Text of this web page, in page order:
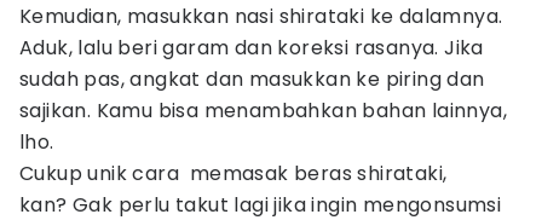
Kemudian, masukkan nasi shirataki ke dalamnya.
Aduk, lalu beri garam dan koreksi rasanya. Jika
sudah pas, angkat dan masukkan ke piring dan
sajikan. Kamu bisa menambahkan bahan lainnya,
lho.
Cukup unik cara memasak beras shirataki,
kan? Gak perlu takut lagi jika ingin mengonsumsi